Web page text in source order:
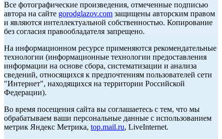
Все фотографические произведения, отмеченные подписью
автора на сайте gorodglazov.com защищены авторским правом
и являются интеллектуальной собственностью. Копирование
без согласия правообладателя запрещено.
На информационном ресурсе применяются рекомендательные
технологии (информационные технологии предоставления
информации на основе сбора, систематизации и анализа
сведений, относящихся к предпочтениям пользователей сети
"Интернет", находящихся на территории Российской
Федерации).
Во время посещения сайта вы соглашаетесь с тем, что мы
обрабатываем ваши персональные данные с использованием
метрик Яндекс Метрика, top.mail.ru, LiveInternet.